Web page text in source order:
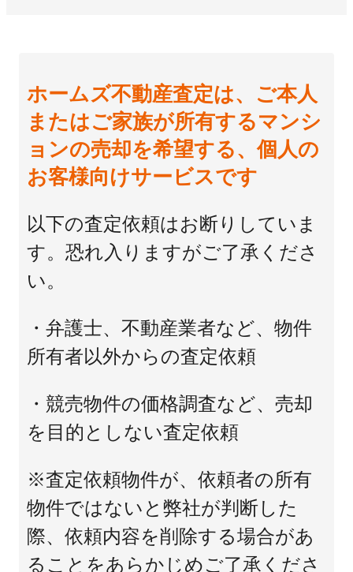
ホームズ不動産査定は、ご本人
またはご家族が所有するマンシ
ョンの売却を希望する、個人の
お客様向けサービスです
以下の査定依頼はお断りしていま
す。恐れ入りますがご了承くださ
い。
・弁護士、不動産業者など、物件
所有者以外からの査定依頼
・競売物件の価格調査など、売却
を目的としない査定依頼
※査定依頼物件が、依頼者の所有
物件ではないと弊社が判断した
際、依頼内容を削除する場合があ
ることをあらかじめご了承くださ